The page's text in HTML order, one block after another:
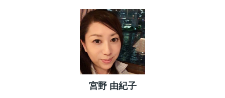
宮野 由紀子